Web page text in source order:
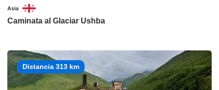
Asia
Caminata al Glaciar Ushba
Distancia 313 km